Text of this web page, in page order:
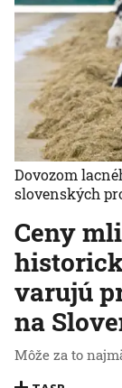
Ceny
varujú
na
Môže za to
Dovozom
slovenských